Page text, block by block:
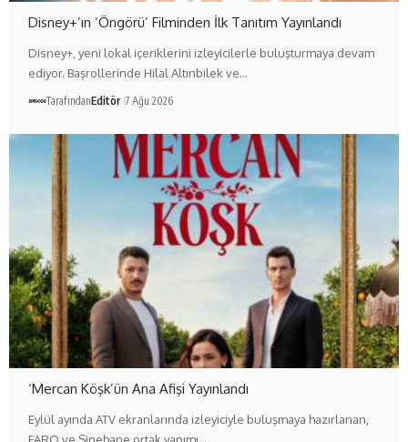
Disney+’ın ‘Öngörü’ Filminden İlk Tanıtım Yayınlandı
Disney+, yeni lokal içeriklerini izleyicilerle buluşturmaya devam
ediyor. Başrollerinde Hilal Altınbilek ve…
TarafındanEditör 7 Ağu 2026
‘Mercan Köşk’ün Ana Afişi Yayınlandı
Eylül ayında ATV ekranlarında izleyiciyle buluşmaya hazırlanan,